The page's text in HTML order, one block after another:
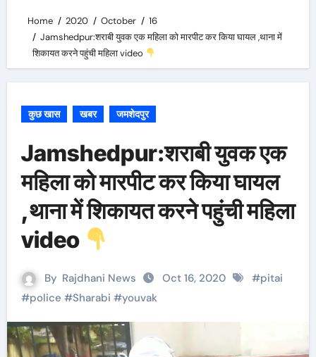
Home 2020 October
16
Jamshedpur:शराबी युवक एक महिला को मारपीट कर किया घायल ,थाना में
शिकायत करने पहुंची महिला video
कुछ खास खबर जमशेदपुर
Jamshedpur:शराबी युवक एक
महिला को मारपीट कर किया घायल
,थाना में शिकायत करने पहुंची महिला
video
By Rajdhani News Oct 16, 2020 #pitai
#police #Sharabi #youvak